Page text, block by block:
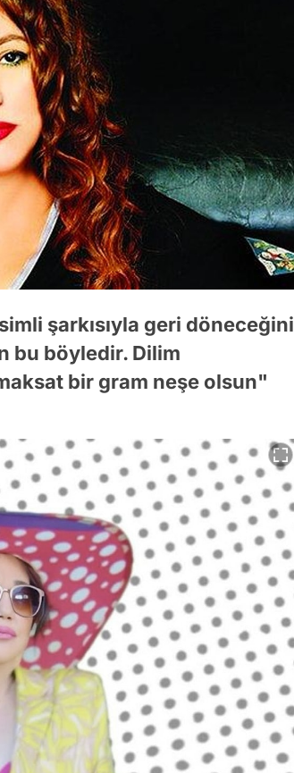
şarkısıyla geri döneceğini
bu böyledir. Dilim
bir gram neşe olsun"